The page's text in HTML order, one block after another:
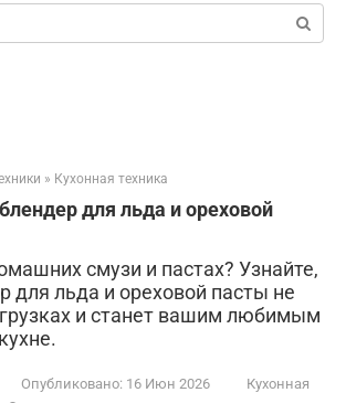
» Кухонная техника
для льда и ореховой
смузи и пастах? Узнайте,
для льда и ореховой пасты не
и станет вашим любимым
Опубликовано: 16 Июн 2026
Кухонная